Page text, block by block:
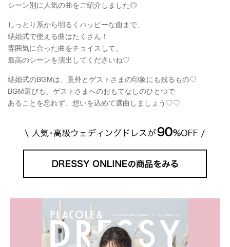
シーン別に人気の曲をご紹介しました◎
しっとり系から明るくハッピーな曲まで、
結婚式で使える曲はたくさん！
雰囲気に合った曲をチョイスして、
最高のシーンを演出してくださいね♡
結婚式のBGMは、意外とゲストさまの印象にも残るもの♡
BGM選びも、ゲストさまへのおもてなしのひとつで
あることを忘れず、想いを込めて選曲しましょう♡♡